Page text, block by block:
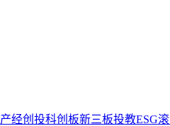
产经创投科创板新三板投教ESG